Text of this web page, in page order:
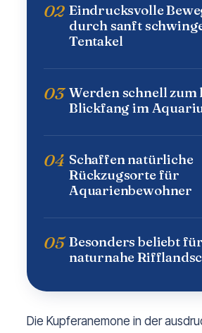
02 Eindrucksvolle
durch sanft
Tentakel
03 Werden schnell zum
Blickfang im
04 Schaffen natürliche
Rückzugsorte für
Aquarienbewohner
05 Besonders beliebt für
naturnahe
Die Kupferanemone in der